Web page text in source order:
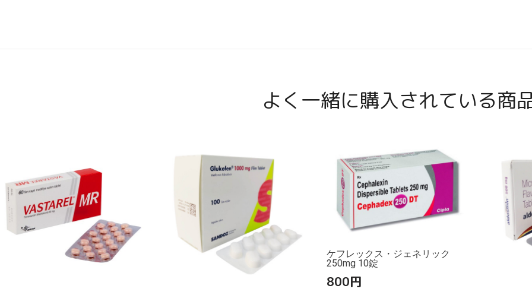
よく一緒に購入されている商
ケフレックス・ジェネリック
250mg 10錠
800円